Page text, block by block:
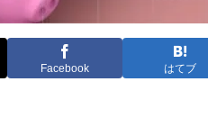
Facebook はてブ